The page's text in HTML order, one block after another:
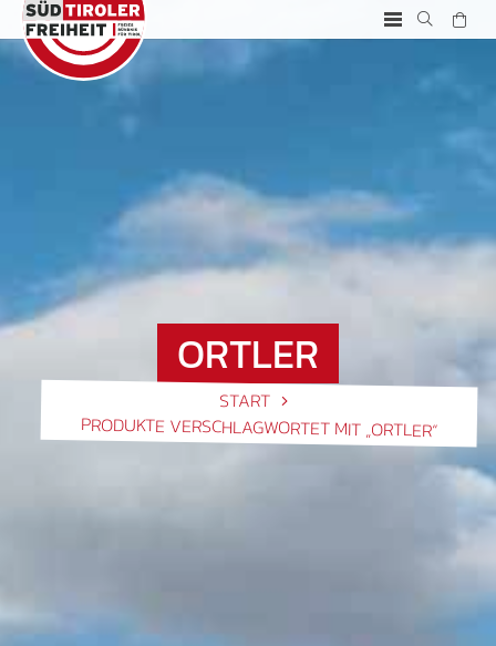
ORTLER
START
PRODUKTE VERSCHLAGWORTET MIT „ORTLER“